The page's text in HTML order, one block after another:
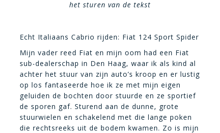
het sturen van de tekst
Echt Italiaans Cabrio rijden: Fiat 124 Sport Spider
Mijn vader reed Fiat en mijn oom had een Fiat
sub-dealerschap in Den Haag, waar ik als kind al
achter het stuur van zijn auto’s kroop en er lustig
op los fantaseerde hoe ik ze met mijn eigen
geluiden de bochten door stuurde en ze sportief
de sporen gaf. Sturend aan de dunne, grote
stuurwielen en schakelend met die lange poken
die rechtsreeks uit de bodem kwamen. Zo is mijn